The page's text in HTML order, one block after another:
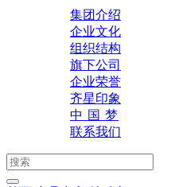
集团介绍
企业文化
组织结构
旗下公司
企业荣誉
齐星印象
中 国 梦
联系我们